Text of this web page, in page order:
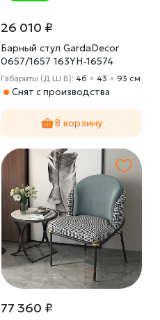
26 010 ₽
Барный стул GardaDecor
0657/1657 163YH-16574
Габариты (Д Ш В): 46 × 43 × 93 cм
Снят с производства
В корзину
77 360 ₽